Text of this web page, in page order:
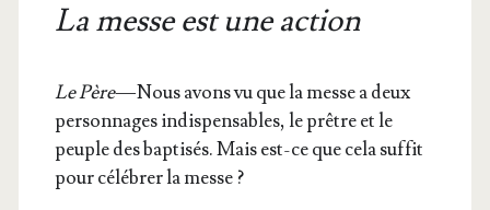
La messe est une action
Le Père— Nous avons vu que la messe a deux
per­son­nages indis­pen­sables, le prêtre et le
peuple des bap­ti­sés. Mais est-ce que cela suf­fit
pour célé­brer la messe ?